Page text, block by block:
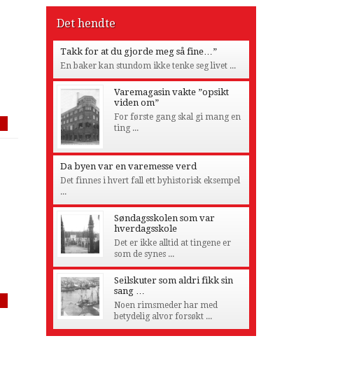
Det hendte
Takk for at du gjorde meg så fine…”
En baker kan stundom ikke tenke seg livet ...
Varemagasin vakte ”opsikt
viden om”
For første gang skal gi mang en
ting ...
Da byen var en varemesse verd
Det finnes i hvert fall ett byhistorisk eksempel
...
Søndagsskolen som var
hverdagsskole
Det er ikke alltid at tingene er
som de synes ...
Seilskuter som aldri fikk sin
sang …
Noen rimsmeder har med
betydelig alvor forsøkt ...